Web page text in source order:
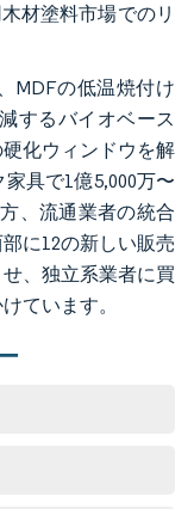
材塗料市場でのリ
MDFの低温焼付け
するバイオベース
化ウィンドウを解
具で1億5,000万〜
、流通業者の統合
に12の新しい販売
、独立系業者に買
ています。